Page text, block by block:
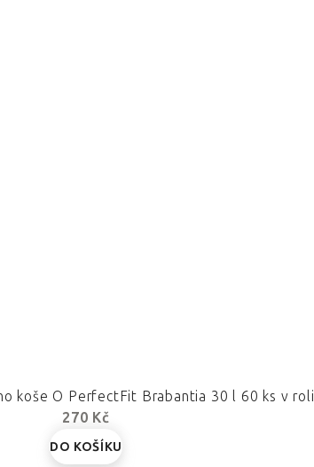
koše O PerfectFit Brabantia 30 l 60 ks v roli
270 Kč
DO KOŠÍKU